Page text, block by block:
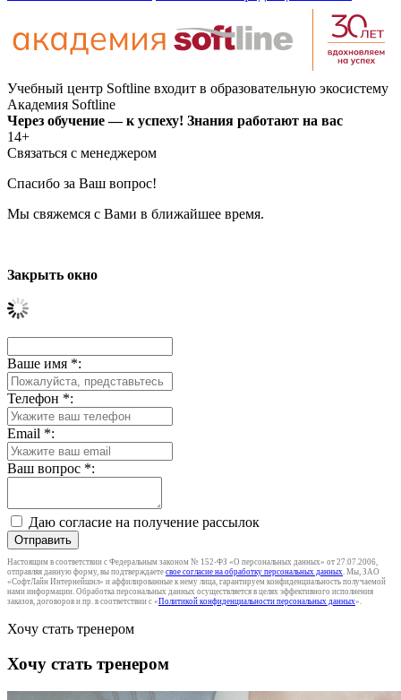
Учебный центр Softline входит в образовательную экосистему
Академия Softline
Через обучение — к успеху! Знания работают на вас
14+
Связаться с менеджером
Спасибо за Ваш вопрос!
Мы свяжемся с Вами в ближайшее время.
Закрыть окно
Ваше имя *:
Телефон *:
Email *:
Ваш вопрос *:
Даю согласие на получение рассылок
Отправить
Настоящим в соответствии с Федеральным законом № 152-ФЗ «О персональных данных» от 27.07.2006,
отправляя данную форму, вы подтверждаете свое согласие на обработку персональных данных. Мы, ЗАО
«СофтЛайн Интернейшнл» и аффилированные к нему лица, гарантируем конфиденциальность получаемой
нами информации. Обработка персональных данных осуществляется в целях эффективного исполнения
заказов, договоров и пр. в соответствии с «Политикой конфиденциальности персональных данных».
Хочу стать тренером
Хочу стать тренером